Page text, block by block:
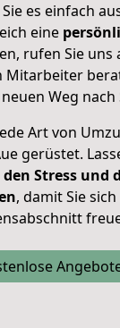
es einfach
eine
rufen Sie uns
Mitarbeiter
Weg nach
Art von
gerüstet.
den Stress und
, damit Sie